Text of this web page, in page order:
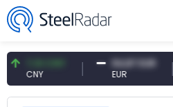
7,10 CNY
CNY
54,87 EUR
EUR